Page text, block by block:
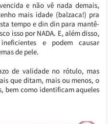
e não vê nada demais,
mais idade (balzaca!) pra
tempo e din din para mantê-
isso por NADA. E, além disso,
e podem causar
de pele.
de validade no rótulo, mas
que ditam, mais ou menos, o
bem como identificam aqueles